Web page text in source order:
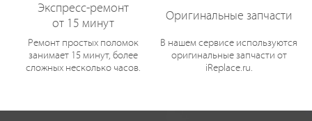
Экспресс-ремонт
от 15 минут
Ремонт простых поломок
занимает 15 минут, более
сложных несколько часов.
Оригинальные запчасти
В нашем сервисе используются
оригинальные запчасти от
iReplace.ru.